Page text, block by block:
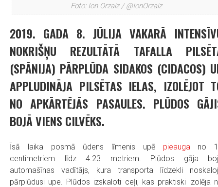
Foto: Ion Orzaiz / @IonOrzaiz
2019. GADA 8. JŪLIJA VAKARĀ
NOKRIŠŅU REZULTĀTĀ TAFALLA
(SPĀNIJA) PĀRPLŪDA SIDAKOS (CIDACOS)
APPLUDINĀJA PILSĒTAS IELAS, IZOLĒJOT
NO APKĀRTĒJĀS PASAULES. PLŪDOS
BOJĀ VIENS CILVĒKS.
Īsā laika posmā ūdens līmenis upē pieaugano
centimetriem līdz 4.23 metriem. Plūdos gāja
automašīnas vadītājs, kura transporta līdzekli
pārplūdusi upe. Plūdos izskaloti ceļi, kas praktiski izolēja